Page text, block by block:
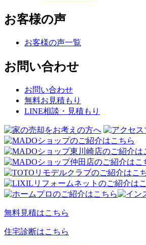
お客様の声
お客様の声一覧
お問い合わせ
お問い合わせ
無料お見積もり
LINE相談・見積もり
無料見積はこちら
住宅診断はこちら